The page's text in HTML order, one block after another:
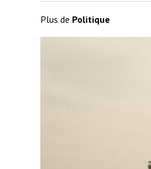
Plus de Politique